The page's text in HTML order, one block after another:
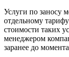
Услуги по заносу
отдельному
стоимости таких
менеджером
заранее до